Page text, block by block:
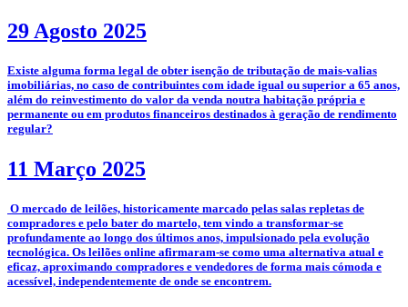
29 Agosto 2025
­Existe alguma forma legal de obter isenção de tributação de mais-valias
imobiliárias, no caso de contribuintes com idade igual ou superior a 65 anos,
além do reinvestimento do valor da venda noutra habitação própria e
permanente ou em produtos financeiros destinados à geração de rendimento
regular?
11 Março 2025
­­­­ O mercado de leilões, historicamente marcado pelas salas repletas de
compradores e pelo bater do martelo, tem vindo a transformar-se
profundamente ao longo dos últimos anos, impulsionado pela evolução
tecnológica. Os leilões online afirmaram-se como uma alternativa atual e
eficaz, aproximando compradores e vendedores de forma mais cómoda e
acessível, independentemente de onde se encontrem.